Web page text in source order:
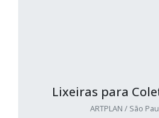
Lixeiras para
ARTPLAN / São